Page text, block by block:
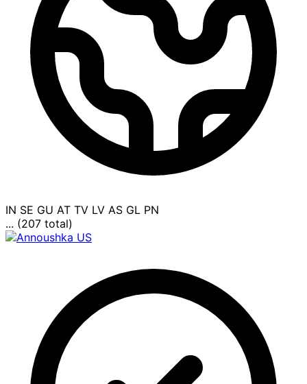
IN SE GU AT TV LV AS GL PN
... (207 total)